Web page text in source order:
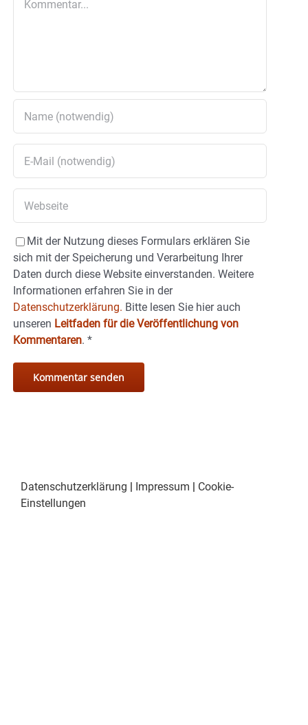
Mit der Nutzung dieses Formulars erklären Sie
sich mit der Speicherung und Verarbeitung Ihrer
Daten durch diese Website einverstanden. Weitere
Informationen erfahren Sie in der
Datenschutzerklärung. Bitte lesen Sie hier auch
unseren Leitfaden für die Veröffentlichung von
Kommentaren. *
Datenschutzerklärung Impressum
Cookie-
Einstellungen